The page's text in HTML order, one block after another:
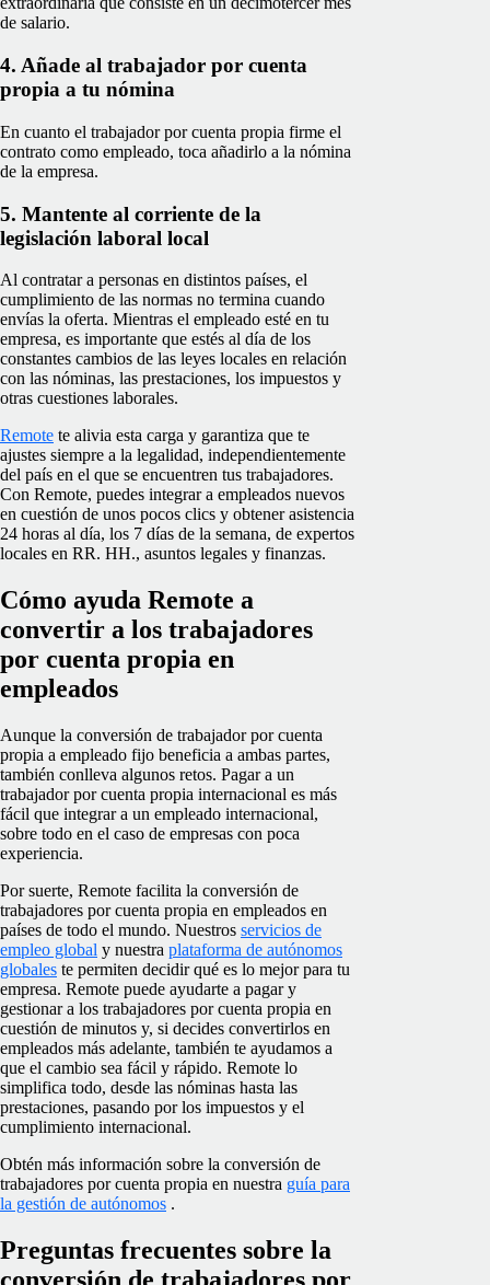
de salario.
4. Añade al trabajador por cuenta
propia a tu nómina
En cuanto el trabajador por cuenta propia firme el
contrato como empleado, toca añadirlo a la nómina
de la empresa.
5. Mantente al corriente de la
legislación laboral local
Al contratar a personas en distintos países, el
cumplimiento de las normas no termina cuando
envías la oferta. Mientras el empleado esté en tu
empresa, es importante que estés al día de los
constantes cambios de las leyes locales en relación
con las nóminas, las prestaciones, los impuestos y
otras cuestiones laborales.
Remote te alivia esta carga y garantiza que te
ajustes siempre a la legalidad, independientemente
del país en el que se encuentren tus trabajadores.
Con Remote, puedes integrar a empleados nuevos
en cuestión de unos pocos clics y obtener asistencia
24 horas al día, los 7 días de la semana, de expertos
locales en RR. HH., asuntos legales y finanzas.
Cómo ayuda Remote a
convertir a los trabajadores
por cuenta propia en
empleados
Aunque la conversión de trabajador por cuenta
propia a empleado fijo beneficia a ambas partes,
también conlleva algunos retos. Pagar a un
trabajador por cuenta propia internacional es más
fácil que integrar a un empleado internacional,
sobre todo en el caso de empresas con poca
experiencia.
Por suerte, Remote facilita la conversión de
trabajadores por cuenta propia en empleados en
países de todo el mundo. Nuestros servicios de
empleo global y nuestra plataforma de autónomos
globales te permiten decidir qué es lo mejor para tu
empresa. Remote puede ayudarte a pagar y
gestionar a los trabajadores por cuenta propia en
cuestión de minutos y, si decides convertirlos en
empleados más adelante, también te ayudamos a
que el cambio sea fácil y rápido. Remote lo
simplifica todo, desde las nóminas hasta las
prestaciones, pasando por los impuestos y el
cumplimiento internacional.
Obtén más información sobre la conversión de
trabajadores por cuenta propia en nuestra guía para
la gestión de autónomos .
Preguntas frecuentes sobre la